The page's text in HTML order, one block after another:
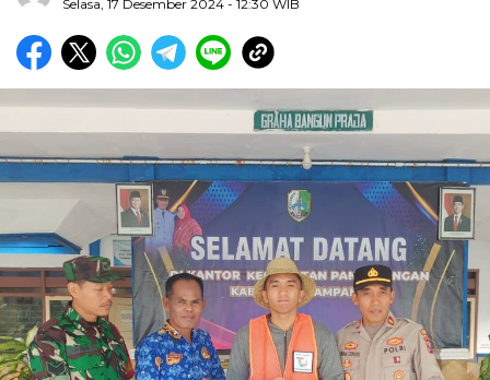
Selasa, 17 Desember 2024 - 12:30 WIB